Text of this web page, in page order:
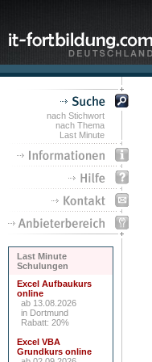
nach Stichwort
nach Thema
Last Minute
Last Minute
Schulungen
Excel Aufbaukurs
online
ab 13.08.2026
in Dortmund
Rabatt: 20%
Excel VBA
Grundkurs online